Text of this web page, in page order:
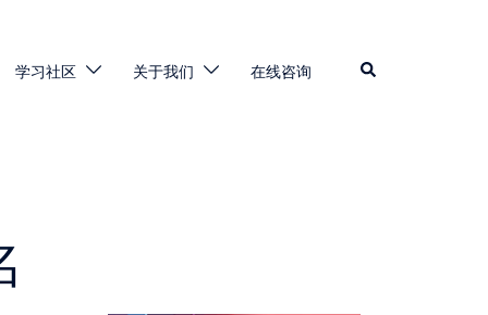
学习社区 关于我们 在线咨询 Search